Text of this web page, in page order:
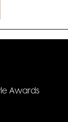
Awards